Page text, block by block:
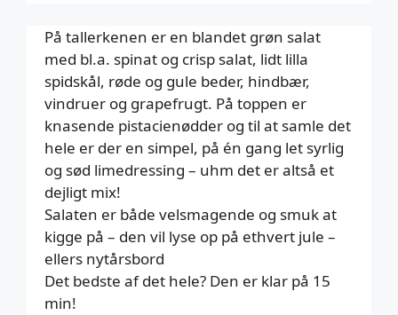
På tallerkenen er en blandet grøn salat
med bl.a. spinat og crisp salat, lidt lilla
spidskål, røde og gule beder, hindbær,
vindruer og grapefrugt. På toppen er
knasende pistacienødder og til at samle det
hele er der en simpel, på én gang let syrlig
og sød limedressing – uhm det er altså et
dejligt mix!
Salaten er både velsmagende og smuk at
kigge på – den vil lyse op på ethvert jule –
ellers nytårsbord
Det bedste af det hele? Den er klar på 15
min!